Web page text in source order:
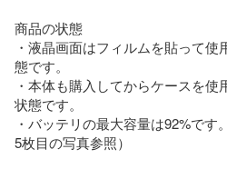
商品の状態
・液晶画面はフィルムを貼って
態です。
・本体も購入してからケースを
状態です。
・バッテリの最大容量は92%です
5枚目の写真参照）